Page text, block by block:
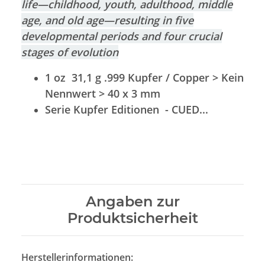
life—childhood, youth, adulthood, middle
age, and old age—resulting in five
developmental periods and four crucial
stages of evolution
1 oz 31,1 g .999 Kupfer / Copper > Kein
Nennwert > 40 x 3 mm
Serie Kupfer Editionen - CUED...
Angaben zur
Produktsicherheit
Herstellerinformationen: